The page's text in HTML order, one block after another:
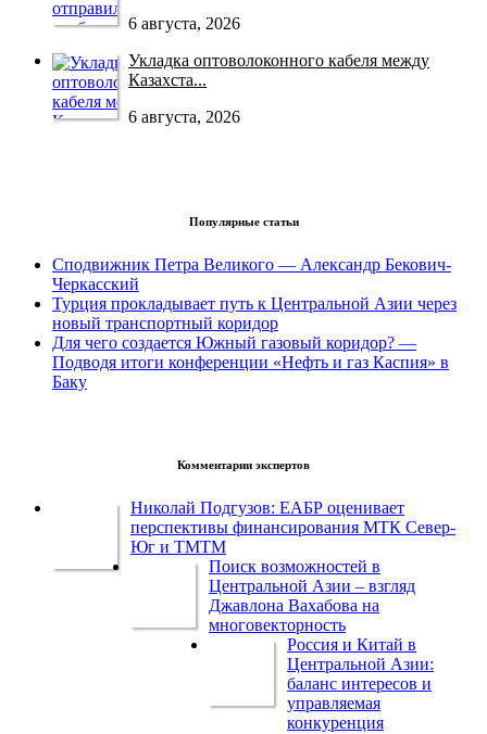
6 августа, 2026
Укладка оптоволоконного кабеля между
Казахста...
6 августа, 2026
Популярные статьи
Сподвижник Петра Великого — Александр Бекович-
Черкасский
Турция прокладывает путь к Центральной Азии через
новый транспортный коридор
Для чего создается Южный газовый коридор? —
Подводя итоги конференции «Нефть и газ Каспия» в
Баку
Комментарии экспертов
Николай Подгузов: ЕАБР оценивает
перспективы финансирования МТК Север-
Юг и ТМТМ
Поиск возможностей в
Центральной Азии – взгляд
Джавлона Вахабова на
многовекторность
Россия и Китай в
Центральной Азии:
баланс интересов и
управляемая
конкуренция